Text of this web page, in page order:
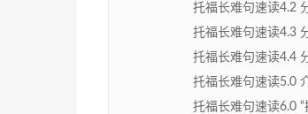
托福长难句速读4.2
托福长难句速读4.3
托福长难句速读4.4
托福长难句速读5.0
托福长难句速读6.0 “